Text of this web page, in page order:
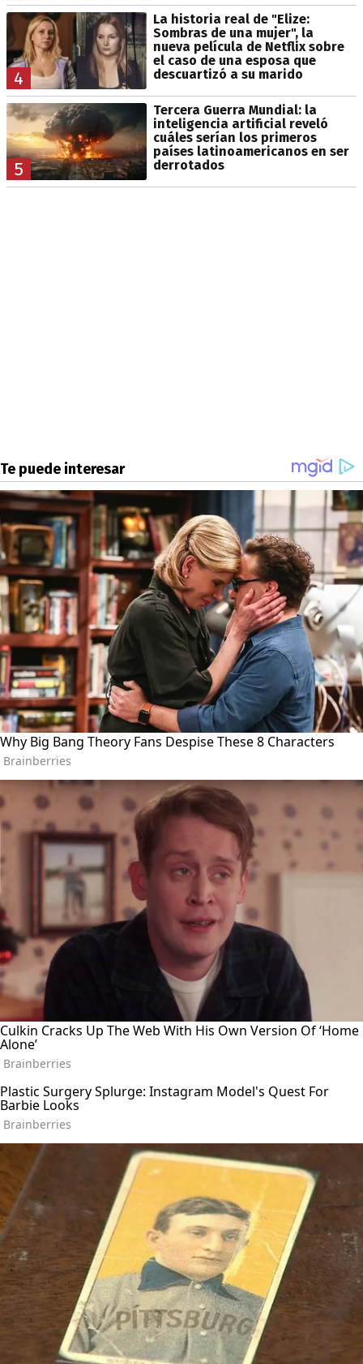
4
La historia real de "Elize:
Sombras de una mujer", la
nueva película de Netflix sobre
el caso de una esposa que
descuartizó a su marido
5
Tercera Guerra Mundial: la
inteligencia artificial reveló
cuáles serían los primeros
países latinoamericanos en ser
derrotados